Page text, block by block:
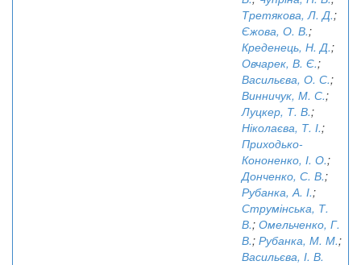
Третякова, Л. Д.;
Єжова, О. В.;
Креденець, Н. Д.;
Овчарек, В. Є.;
Васильєва, О. С.;
Винничук, М. С.;
Луцкер, Т. В.;
Ніколаєва, Т. І.;
Приходько-
Кононенко, І. О.;
Донченко, С. В.;
Рубанка, А. І.;
Струмінська, Т.
В.; Омельченко, Г.
В.; Рубанка, М. М.;
Васильєва, І. В.